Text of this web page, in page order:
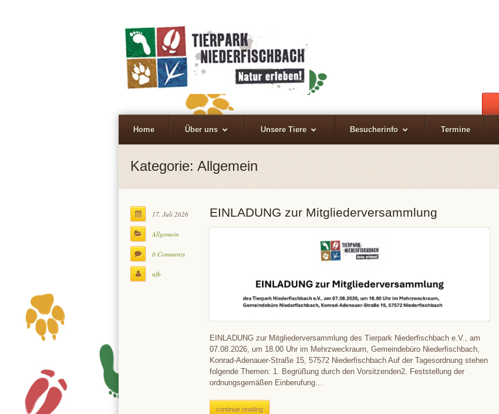
Home Über uns Unsere Tiere Besucherinfo Termine
Kategorie:Allgemein
17. Juli 2026
Allgemein
0 Comments
nfb
EINLADUNG zur Mitgliederversammlung
EINLADUNG zur Mitgliederversammlung des Tierpark Niederfischbach e.V., am
07.08.2026, um 18.00 Uhr im Mehrzweckraum, Gemeindebüro Niederfischbach,
Konrad-Adenauer-Straße 15, 57572 Niederfischbach Auf der Tagesordnung stehen
folgende Themen: 1. Begrüßung durch den Vorsitzenden2. Feststellung der
ordnungsgemäßen Einberufung…
continue reading